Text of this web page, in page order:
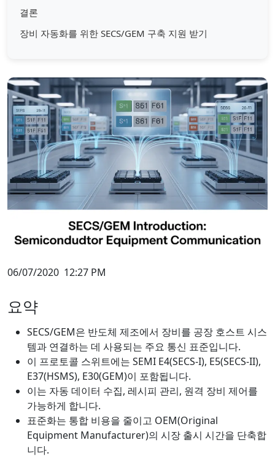
결론
장비 자동화를 위한 SECS/GEM 구축 지원 받기
06/07/2020 12:27 PM
요약
SECS/GEM은 반도체 제조에서 장비를 공장 호스트 시스
템과 연결하는 데 사용되는 주요 통신 표준입니다.
이 프로토콜 스위트에는 SEMI E4(SECS-I), E5(SECS-II),
E37(HSMS), E30(GEM)이 포함됩니다.
이는 자동 데이터 수집, 레시피 관리, 원격 장비 제어를
가능하게 합니다.
표준화는 통합 비용을 줄이고 OEM(Original
Equipment Manufacturer)의 시장 출시 시간을 단축합
니다.